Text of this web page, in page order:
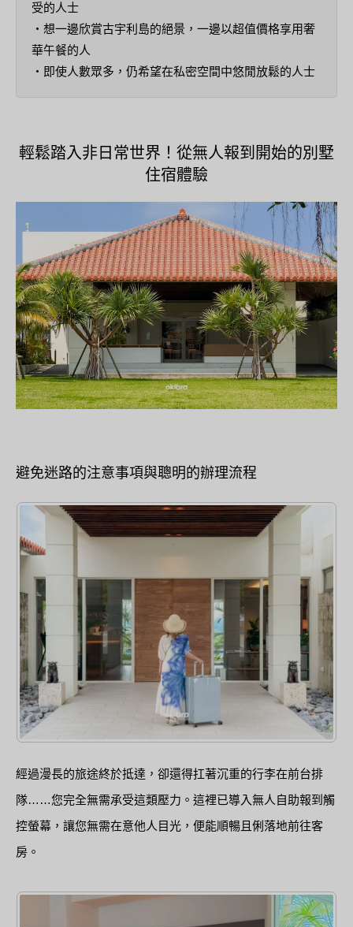
受的人士
・想一邊欣賞古宇利島的絕景，一邊以超值價格享用奢
華午餐的人
・即使人數眾多，仍希望在私密空間中悠閒放鬆的人士
輕鬆踏入非日常世界！從無人報到開始的別墅
住宿體驗
避免迷路的注意事項與聰明的辦理流程
經過漫長的旅途終於抵達，卻還得扛著沉重的行李在前台排
隊……您完全無需承受這類壓力。這裡已導入無人自助報到觸
控螢幕，讓您無需在意他人目光，便能順暢且俐落地前往客
房。